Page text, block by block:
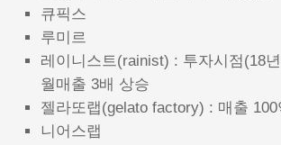
큐픽스
루미르
레이니스트(rainist) : 투자시점(18
월매출 3배 상승
젤라또랩(gelato factory) : 매출 100
니어스랩